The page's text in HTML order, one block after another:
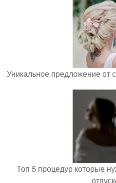
Уникальное предложение от
Топ 5 процедур которые